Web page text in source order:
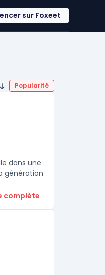
sur Foxeet
Popularité
dans une
génération
complète